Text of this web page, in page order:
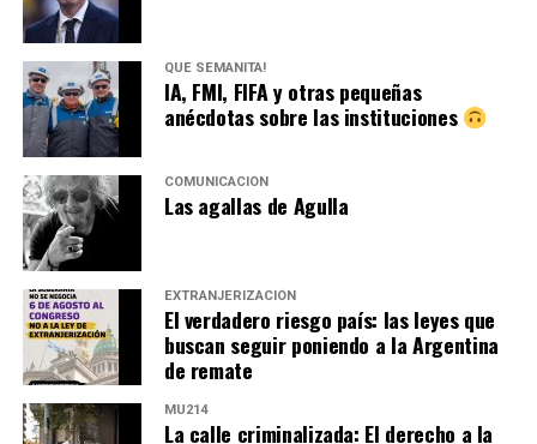
QUÉ SEMANITA!
IA, FMI, FIFA y otras pequeñas
anécdotas sobre las instituciones
COMUNICACIÓN
Las agallas de Agulla
EXTRANJERIZACIÓN
El verdadero riesgo país: las leyes que
buscan seguir poniendo a la Argentina
de remate
MU214
La calle criminalizada: El derecho a la